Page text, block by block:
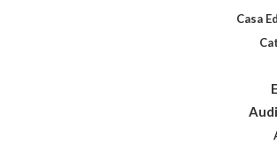
Casa